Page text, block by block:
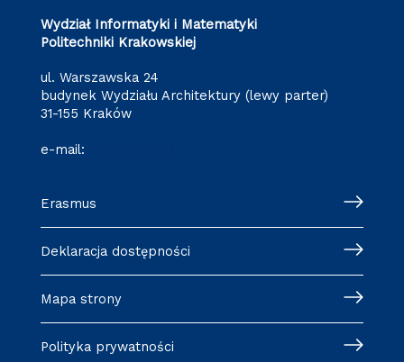
Wydział Informatyki i Matematyki
Politechniki Krakowskiej
ul. Warszawska 24
budynek Wydziału Architektury (lewy parter)
31-155 Kraków
e-mail:
Erasmus
Deklaracja dostępności
Mapa strony
Polityka prywatności